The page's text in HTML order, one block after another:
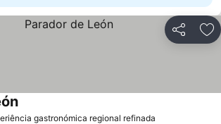
Partilhar
gastronómica regional refinada
Ver preços